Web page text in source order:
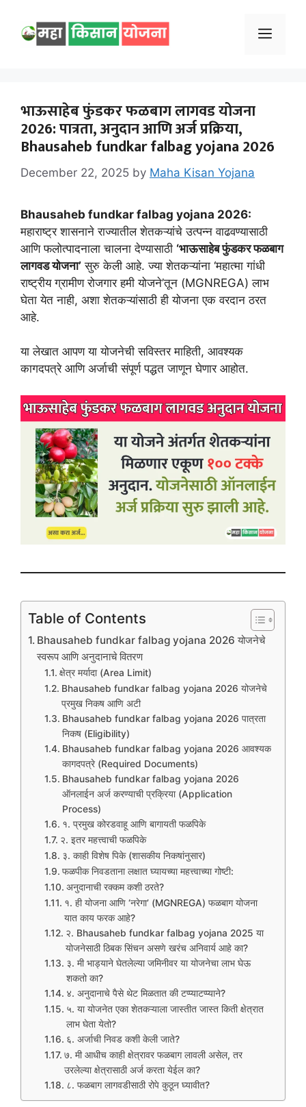
content
Menu
भाऊसाहेब फुंडकर फळबाग लागवड योजना
2026: पात्रता, अनुदान आणि अर्ज प्रक्रिया,
Bhausaheb fundkar falbag yojana 2026
December 22, 2025 by Maha Kisan Yojana
Bhausaheb fundkar falbag yojana 2026:
महाराष्ट्र शासनाने राज्यातील शेतकऱ्यांचे उत्पन्न वाढवण्यासाठी
आणि फलोत्पादनाला चालना देण्यासाठी ‘भाऊसाहेब फुंडकर फळबाग
लागवड योजना’ सुरु केली आहे. ज्या शेतकऱ्यांना ‘महात्मा गांधी
राष्ट्रीय ग्रामीण रोजगार हमी योजने’तून (MGNREGA) लाभ
घेता येत नाही, अशा शेतकऱ्यांसाठी ही योजना एक वरदान ठरत
आहे.
या लेखात आपण या योजनेची सविस्तर माहिती, आवश्यक
कागदपत्रे आणि अर्जाची संपूर्ण पद्धत जाणून घेणार आहोत.
Table of Contents
Bhausaheb fundkar falbag yojana 2026 योजनेचे
स्वरूप आणि अनुदानाचे वितरण
क्षेत्र मर्यादा (Area Limit)
Bhausaheb fundkar falbag yojana 2026 योजनेचे
प्रमुख निकष आणि अटी
Bhausaheb fundkar falbag yojana 2026 पात्रता
निकष (Eligibility)
Bhausaheb fundkar falbag yojana 2026 आवश्यक
कागदपत्रे (Required Documents)
Bhausaheb fundkar falbag yojana 2026
ऑनलाईन अर्ज करण्याची प्रक्रिया (Application
Process)
१. प्रमुख कोरडवाहू आणि बागायती फळपिके
२. इतर महत्त्वाची फळपिके
३. काही विशेष पिके (शासकीय निकषांनुसार)
फळपीक निवडताना लक्षात घ्यायच्या महत्त्वाच्या गोष्टी:
अनुदानाची रक्कम कशी ठरते?
१. ही योजना आणि ‘नरेगा’ (MGNREGA) फळबाग योजना
यात काय फरक आहे?
२. Bhausaheb fundkar falbag yojana 2025 या
योजनेसाठी ठिबक सिंचन असणे खरंच अनिवार्य आहे का?
३. मी भाड्याने घेतलेल्या जमिनीवर या योजनेचा लाभ घेऊ
शकतो का?
४. अनुदानाचे पैसे थेट मिळतात की टप्प्याटप्प्याने?
५. या योजनेत एका शेतकऱ्याला जास्तीत जास्त किती क्षेत्रात
लाभ घेता येतो?
६. अर्जाची निवड कशी केली जाते?
७. मी आधीच काही क्षेत्रावर फळबाग लावली असेल, तर
उरलेल्या क्षेत्रासाठी अर्ज करता येईल का?
८. फळबाग लागवडीसाठी रोपे कुठून घ्यावीत?